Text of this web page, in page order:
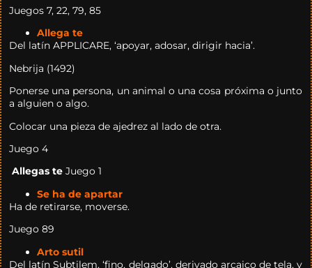
Juegos 7, 22, 79, 85
Allega te
Del latín APPLICARE, ‘apoyar, adosar, dirigir hacia’.
Nebrija (1492)
Ponerse una persona, un animal o una cosa próxima o junto
a alguien o algo.
Colocar una pieza de ajedrez al lado de otra.
Juego 4
Allegas teJuego 1
Se ha de apartar
Ha de retirarse, moverse.
Juego 89
Arto sutil
Del latín Subtilem, ‘fino, delgado’, derivado arcaico de tela, y